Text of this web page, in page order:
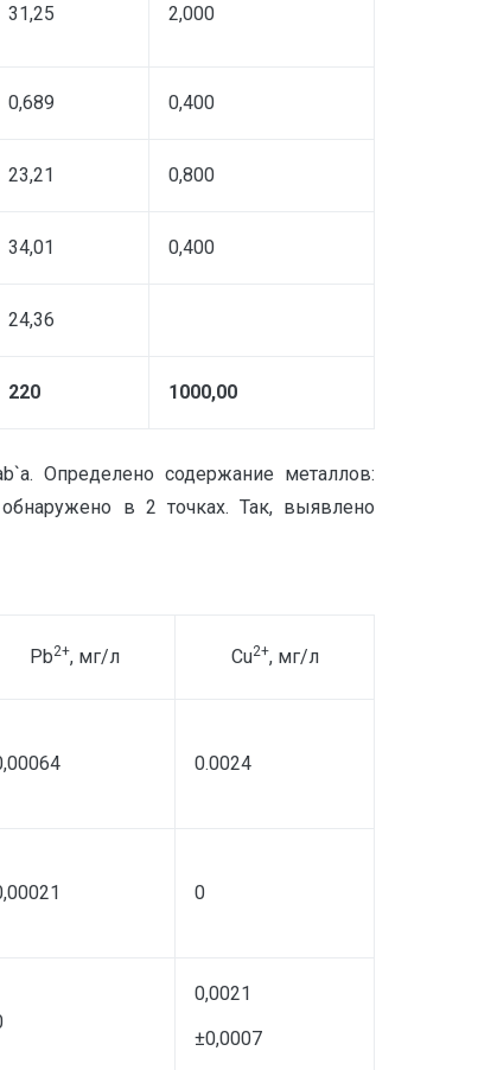
31,25 2,000
0,689 0,400
23,21 0,800
34,01 0,400
24,36
220 1000,00
Определено содержание металлов:
в 2 точках. Так, выявлено
Pb2+, мг/л Cu2+, мг/л
0.0024
0
0,0021
±0,0007